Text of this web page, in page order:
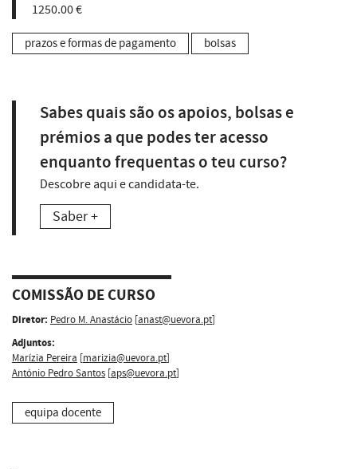
1250.00 €
prazos e formas de pagamento bolsas
Sabes quais são os apoios, bolsas e
prémios a que podes ter acesso
enquanto frequentas o teu curso?
Descobre aqui e candidata-te.
Saber +
COMISSÃO DE CURSO
Diretor: Pedro M. Anastácio [anast@uevora.pt]
Adjuntos:
Marízia Pereira [marizia@uevora.pt]
António Pedro Santos [aps@uevora.pt]
equipa docente